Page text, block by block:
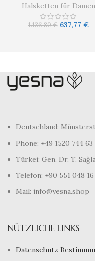
Halsketten für Damen
1.136,80€ 637,77 €
Deutschland:
Phone: +49 1520 744 63
Türkei: Gen. Dr. T.
Telefon: +90 551 048 16
Mail: info@yesna.shop
NÜTZLICHE LINKS
Datenschutz